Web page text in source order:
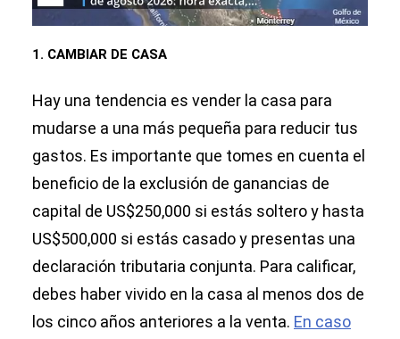
1. CAMBIAR DE CASA
Hay una tendencia es vender la casa para
mudarse a una más pequeña para reducir tus
gastos. Es importante que tomes en cuenta el
beneficio de la exclusión de ganancias de
capital de US$250,000 si estás soltero y hasta
US$500,000 si estás casado y presentas una
declaración tributaria conjunta. Para calificar,
debes haber vivido en la casa al menos dos de
los cinco años anteriores a la venta. En caso